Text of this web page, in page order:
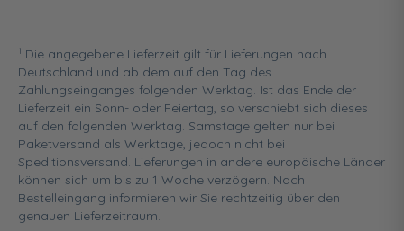
1 Die angegebene Lieferzeit gilt für Lieferungen nach
Deutschland und ab dem auf den Tag des
Zahlungseinganges folgenden Werktag. Ist das Ende der
Lieferzeit ein Sonn- oder Feiertag, so verschiebt sich dieses
auf den folgenden Werktag. Samstage gelten nur bei
Paketversand als Werktage, jedoch nicht bei
Speditionsversand. Lieferungen in andere europäische Länder
können sich um bis zu 1 Woche verzögern. Nach
Bestelleingang informieren wir Sie rechtzeitig über den
genauen Lieferzeitraum.